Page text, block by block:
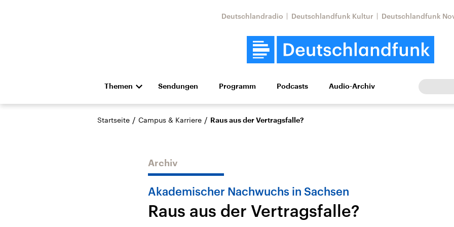
Deutschlandradio Deutschlandfunk Kultur Deutschlandfunk
Themen
Die Nachrichten Politik Wirtschaft Wissen Kultur Europa
Hörspiel und Feature Musik
Landtagswahl Sachsen-
USA
Nahostkonflikt
Aktuelle Lage und
Sendungen Programm Podcasts Audio-Archiv
Startseite / Campus & Karriere / Raus aus der Vertragsfalle?
Archiv
Akademischer Nachwuchs in Sachsen
Raus aus der Vertragsfalle?